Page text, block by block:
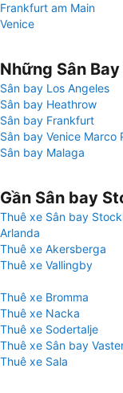
Frankfurt am Main
Venice
Những Sân
Sân bay Los Angeles
Sân bay Heathrow
Sân bay Frankfurt
Sân bay Venice Marco
Sân bay Malaga
Gần Sân bay
Thuê xe Sân bay
Arlanda
Thuê xe Akersberga
Thuê xe Vallingby
Thuê xe Bromma
Thuê xe Nacka
Thuê xe Sodertalje
Thuê xe Sân bay
Thuê xe Sala